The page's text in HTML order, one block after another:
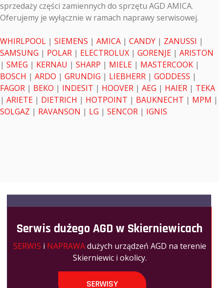
sprzedaży części zamiennych do sprzętu AGD AMICA.
Oferujemy je wyłącznie w ramach naprawy serwisowej.
WHIRLPOOL | SIEMENS | AMICA | CANDY | ZANUSSI |
SAMSUNG | POLAR | ELECTROLUX | GORENJE | ARISTON
| SMEG | KERNAU | SHARP | MIELE | MASTERCOOK |
BOSCH | ARDO | GRUNDIG | LIEBHERR | GODDESS |
FAGOR | BEKO | INDESIT | HOOVER | AEG | HAIER | TEKA
| ARIETE | DIETRICH | HOTPOINT | BAUKNECHT | MPM |
SOLGAZ | RAVANSON | LG | SENCOR | IGNIS
Serwis dużego AGD w Skierniewicach
SERWIS i NAPRAWAdużych urządzeń AGD na terenie
Skierniewic i okolicy.
SERWISY